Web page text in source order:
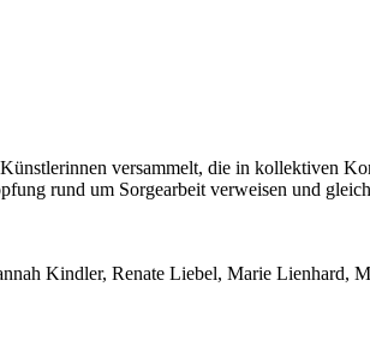
versammelt, die in kollektiven
rund um Sorgearbeit verweisen und
Kindler, Renate Liebel, Marie Lienhard,